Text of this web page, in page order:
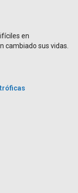
en
cambiado sus vidas.